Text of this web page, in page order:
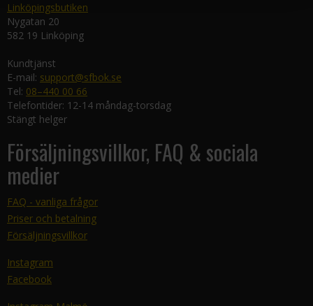
Linköpingsbutiken
Nygatan 20
582 19 Linköping
Kundtjänst
E-mail: support@sfbok.se
Tel: 08–440 00 66
Telefontider: 12-14 måndag-torsdag
Stängt helger
Försäljningsvillkor, FAQ & sociala
medier
FAQ - vanliga frågor
Priser och betalning
Försäljningsvillkor
Instagram
Facebook